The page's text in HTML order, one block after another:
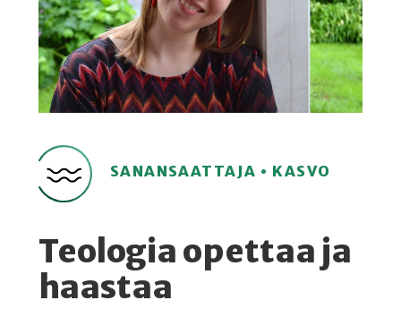
SANANSAATTAJA • KASVO
Teologia opettaa ja
haastaa